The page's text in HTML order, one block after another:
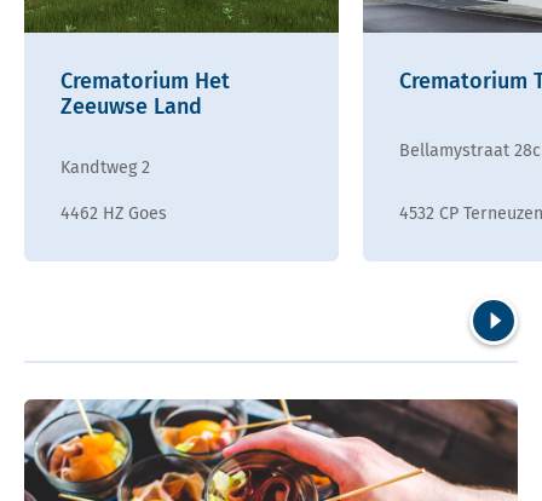
Crematorium Het
Zeeuwse Land
Kandtweg 2
4462 HZ Goes
Crematorium
Bellamystraat 28c
4532 CP Terneuzen